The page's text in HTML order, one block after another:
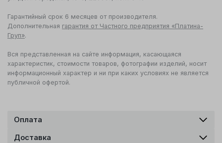
Гарантийный срок 6 месяцев от производителя.
Дополнительная гарантия от Частного предприятия «Платина-
Груп».
Вся представленная на сайте информация, касающаяся
характеристик, стоимости товаров, фотографии изделий, носит
информационный характер и ни при каких условиях не является
публичной офертой.
Оплата
Доставка